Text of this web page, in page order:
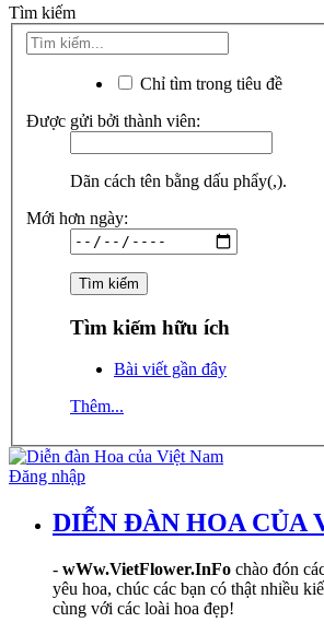
Tìm kiếm
Chỉ tìm trong tiêu đề
Được gửi bởi thành viên:
Dãn cách tên bằng dấu phẩy(,).
Mới hơn ngày:
Tìm kiếm hữu ích
Bài viết gần đây
Thêm...
Đăng nhập
DIỄN ĐÀN HOA CỦA
- wWw.VietFlower.InFo chào đón
yêu hoa, chúc các bạn có thật nhiều
cùng với các loài hoa đẹp!